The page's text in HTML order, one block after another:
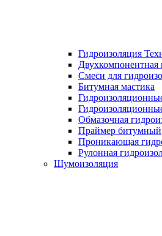
Гидроизоляция
Двухкомпонентная
Смеси для
Битумная мастика
Обмазочная
Праймер битумный
Проникающая
Рулонная
Шумоизоляция